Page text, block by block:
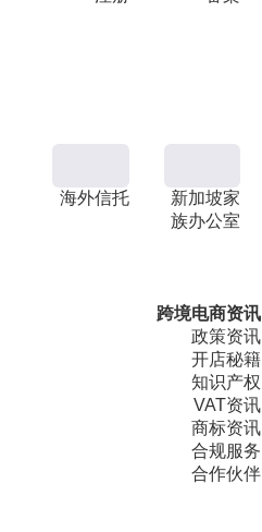
海外信托
新加坡家
族办公室
跨境电商资讯
政策资讯
开店秘籍
知识产权
VAT资讯
商标资讯
合规服务
合作伙伴